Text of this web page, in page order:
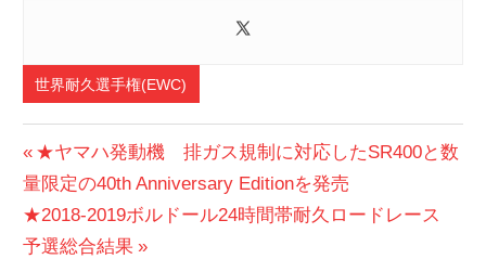
世界耐久選手権(EWC)
投
稿
ナ
前
の
投
稿:
★ヤマハ発動機 排ガス規制に対応したSR400と数
量限定の40th Anniversary Editionを発売
次
の
★2018-2019ボルドール24時間帯耐久ロードレース
予選総合結果